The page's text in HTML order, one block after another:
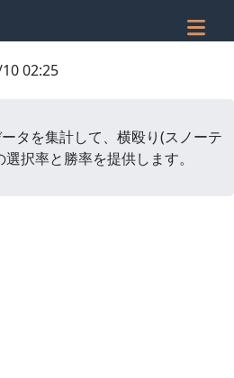
02:25
タを集計して、 横殴り(スノーテ
択率と勝率を提供します。